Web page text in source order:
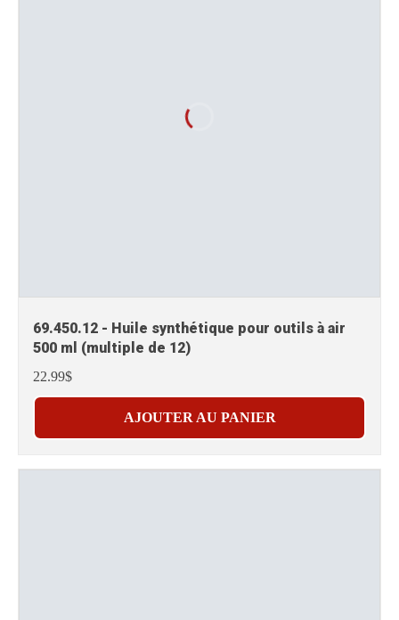
69.450.12 - Huile synthétique pour outils à air
500 ml (multiple de 12)
22.99$
AJOUTER AU PANIER